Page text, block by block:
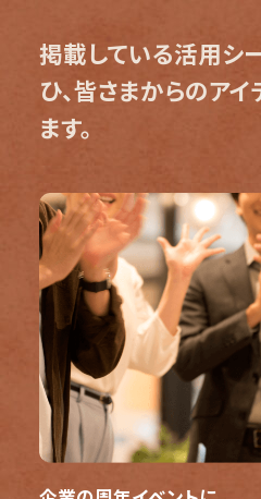
掲載している活用シ
ひ、皆さまからのア
ます。